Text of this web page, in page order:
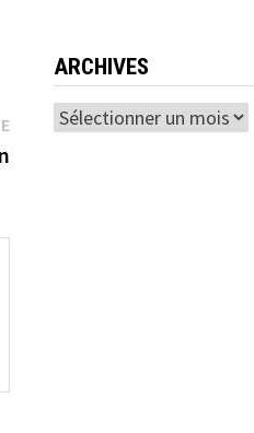
Publication
suivante :
ARCHIVES
Archives